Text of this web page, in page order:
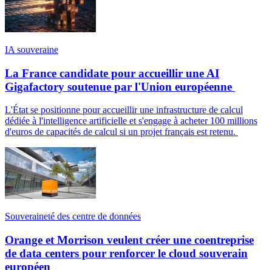
IA souveraine
La France candidate pour accueillir une AI
Gigafactory soutenue par l'Union européenne
L'État se positionne pour accueillir une infrastructure de calcul
dédiée à l'intelligence artificielle et s'engage à acheter 100 millions
d'euros de capacités de calcul si un projet français est retenu.
Souveraineté des centre de données
Orange et Morrison veulent créer une coentreprise
de data centers pour renforcer le cloud souverain
européen